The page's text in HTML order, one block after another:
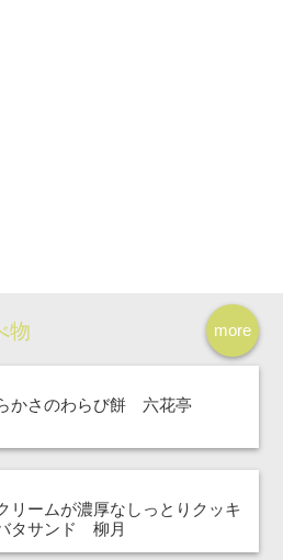
more
物
かさのわらび餅 六花亭
リームが濃厚なしっとりクッキ
タサンド 柳月